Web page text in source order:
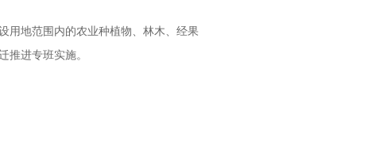
用地范围内的农业种植物、林木、经果
推进专班实施。